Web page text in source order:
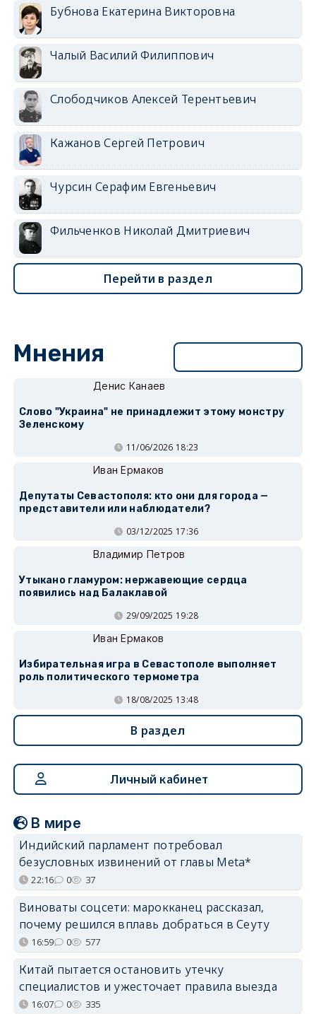
Бубнова Екатерина Викторовна
Чалый Василий Филиппович
Слободчиков Алексей Терентьевич
Кажанов Сергей Петрович
Чурсин Серафим Евгеньевич
Фильченков Николай Дмитриевич
Перейти в раздел
Мнения
Денис Канаев
Слово "Украина" не принадлежит этому монстру
Зеленскому
11/06/2026 18:23
Иван Ермаков
Депутаты Севастополя: кто они для города —
представители или наблюдатели?
03/12/2025 17:36
Владимир Петров
Утыкано гламуром: нержавеющие сердца
появились над Балаклавой
29/09/2025 19:28
Иван Ермаков
Избирательная игра в Севастополе выполняет
роль политического термометра
18/08/2025 13:48
В раздел
Личный кабинет
В мире
Индийский парламент потребовал
безусловных извинений от главы Meta*
22:16 0 37
Виноваты соцсети: марокканец рассказал,
почему решился вплавь добраться в Сеуту
16:59 0 577
Китай пытается остановить утечку
специалистов и ужесточает правила выезда
16:07 0 335